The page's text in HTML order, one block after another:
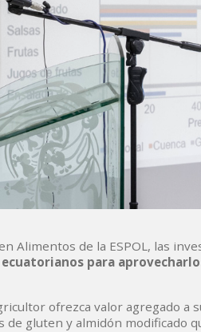
Alimentos de la ESPOL, las
para
ofrezca valor agregado a
gluten y almidón modificado